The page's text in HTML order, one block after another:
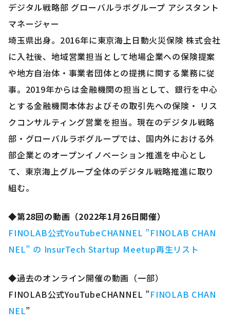
デジタル戦略部 グローバルラボグループ アシスタント
マネージャー
埼玉県出身。2016年に東京海上日動火災保険 株式会社
に入社後、地域営業担当として地場企業への保険提案
や地方自治体・事業者団体との提携に関する業務に従
事。2019年からは金融機関の担当として、銀行を中心
とする金融機関本体およびその取引先への保険・ リス
クコンサルティング営業を担当。現在のデジタル戦略
部・グローバルラボグループでは、国内外における外
部企業とのオープンイノベーション推進を中心とし
て、東京海上グループ全体のデジタル戦略推進に取り
組む。
◆第28回の動画（2022年1月26日開催）
FINOLAB公式YouTubeCHANNEL ”FINOLAB CHAN
NEL” の InsurTech Startup Meetup再生リスト
◆過去のオンライン開催の動画（一部）
FINOLAB公式YouTubeCHANNEL ”FINOLAB CHAN
NEL”